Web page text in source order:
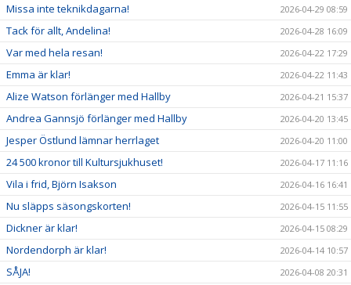
Missa inte teknikdagarna! 2026-04-29 08:59
Tack för allt, Andelina! 2026-04-28 16:09
Var med hela resan! 2026-04-22 17:29
Emma är klar! 2026-04-22 11:43
Alize Watson förlänger med Hallby 2026-04-21 15:37
Andrea Gannsjö förlänger med Hallby 2026-04-20 13:45
Jesper Östlund lämnar herrlaget 2026-04-20 11:00
24 500 kronor till Kultursjukhuset! 2026-04-17 11:16
Vila i frid, Björn Isakson 2026-04-16 16:41
Nu släpps säsongskorten! 2026-04-15 11:55
Dickner är klar! 2026-04-15 08:29
Nordendorph är klar! 2026-04-14 10:57
SÅJA! 2026-04-08 20:31